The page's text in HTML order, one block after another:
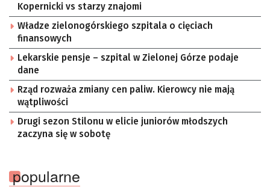
Kopernicki vs starzy znajomi
Władze zielonogórskiego szpitala o cięciach
finansowych
Lekarskie pensje – szpital w Zielonej Górze podaje
dane
Rząd rozważa zmiany cen paliw. Kierowcy nie mają
wątpliwości
Drugi sezon Stilonu w elicie juniorów młodszych
zaczyna się w sobotę
popularne